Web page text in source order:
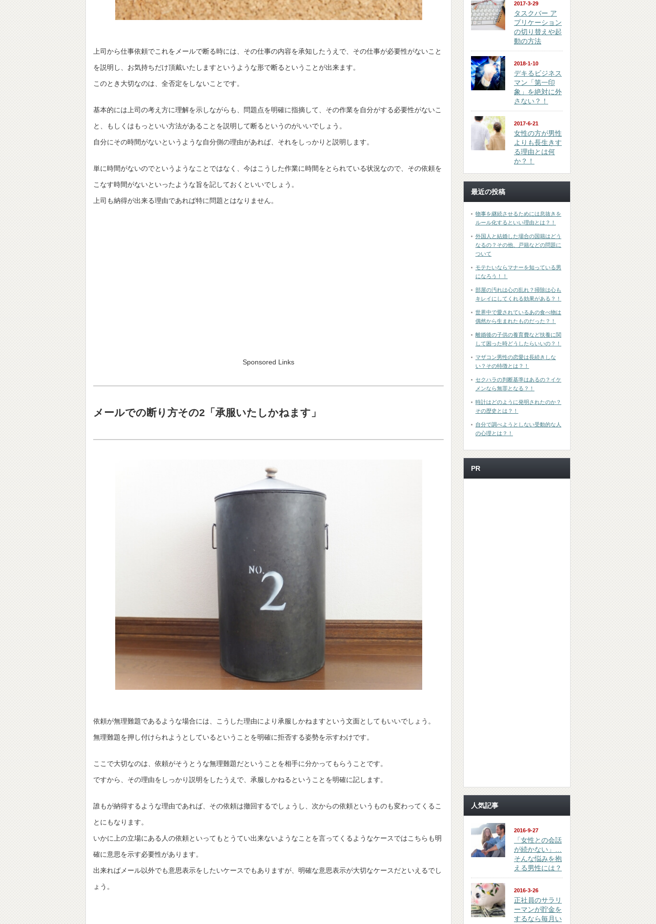
上司から仕事依頼でこれをメールで断る時には、その仕事の内容を承知したうえで、その仕事が必要性がないこと
を説明し、お気持ちだけ頂戴いたしますというような形で断るということが出来ます。
このとき大切なのは、全否定をしないことです。
基本的には上司の考え方に理解を示しながらも、問題点を明確に指摘して、その作業を自分がする必要性がないこ
と、もしくはもっといい方法があることを説明して断るというのがいいでしょう。
自分にその時間がないというような自分側の理由があれば、それをしっかりと説明します。
単に時間がないのでというようなことではなく、今はこうした作業に時間をとられている状況なので、その依頼を
こなす時間がないといったような旨を記しておくといいでしょう。
上司も納得が出来る理由であれば特に問題とはなりません。
Sponsored Links
メールでの断り方その2「承服いたしかねます」
依頼が無理難題であるような場合には、こうした理由により承服しかねますという文面としてもいいでしょう。
無理難題を押し付けられようとしているということを明確に拒否する姿勢を示すわけです。
ここで大切なのは、依頼がそうとうな無理難題だということを相手に分かってもらうことです。
ですから、その理由をしっかり説明をしたうえで、承服しかねるということを明確に記します。
誰もが納得するような理由であれば、その依頼は撤回するでしょうし、次からの依頼というものも変わってくるこ
とにもなります。
いかに上の立場にある人の依頼といってもとうてい出来ないようなことを言ってくるようなケースではこちらも明
確に意思を示す必要性があります。
出来ればメール以外でも意思表示をしたいケースでもありますが、明確な意思表示が大切なケースだといえるでし
ょう。
2017-3-29
タスクバー ア
プリケーション
の切り替えや起
動の方法
2018-1-10
デキるビジネス
マン「第一印
象」を絶対に外
さない？！
2017-6-21
女性の方が男性
よりも長生きす
る理由とは何
か？！
最近の投稿
物事を継続させるためには息抜きを
ルール化するといい理由とは？！
外国人と結婚した場合の国籍はどう
なるの？その他、戸籍などの問題に
ついて
モテたいならマナーを知っている男
になろう！！
部屋の汚れは心の乱れ？掃除は心も
キレイにしてくれる効果がある？！
世界中で愛されているあの食べ物は
偶然から生まれたものだった？！
離婚後の子供の養育費など扶養に関
して困った時どうしたらいいの？！
マザコン男性の恋愛は長続きしな
い？その特徴とは？！
セクハラの判断基準はあるの？イケ
メンなら無罪となる？！
時計はどのように発明されたのか？
その歴史とは？！
自分で調べようとしない受動的な人
の心理とは？！
PR
人気記事
2016-9-27
「女性との会話
が続かない」…
そんな悩みを抱
える男性には？
2016-3-26
正社員のサラリ
ーマンが貯金を
するなら毎月い